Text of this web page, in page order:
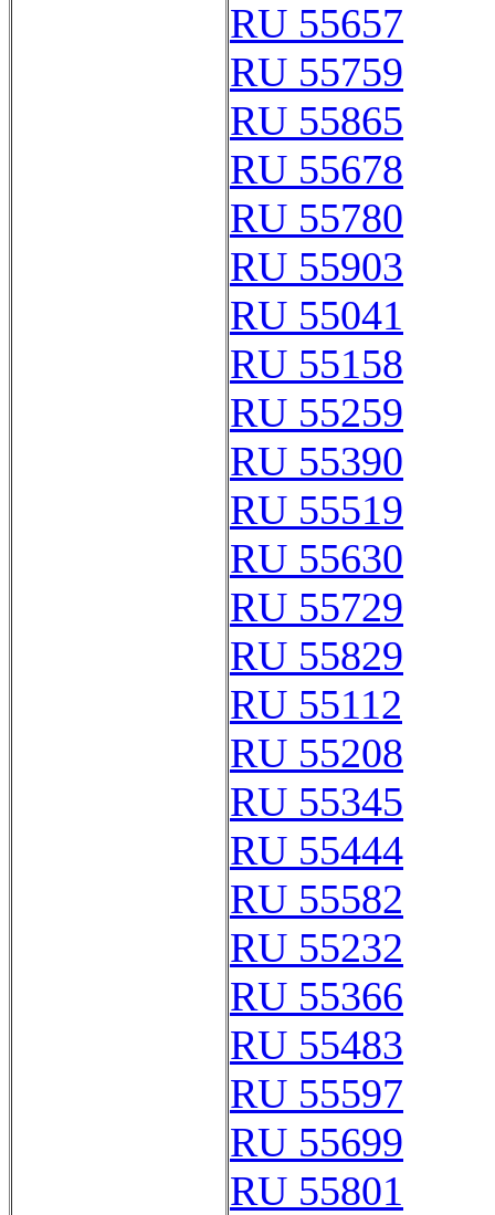
RU 55657
RU 55759
RU 55865
RU 55678
RU 55780
RU 55903
RU 55041
RU 55158
RU 55259
RU 55390
RU 55519
RU 55630
RU 55729
RU 55829
RU 55112
RU 55208
RU 55345
RU 55444
RU 55582
RU 55232
RU 55366
RU 55483
RU 55597
RU 55699
RU 55801